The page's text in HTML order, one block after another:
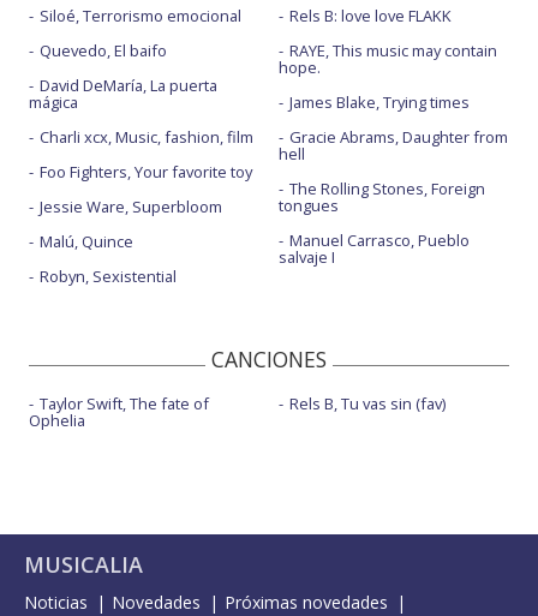
Siloé, Terrorismo emocional
Quevedo, El baifo
David DeMaría, La puerta
mágica
Charli xcx, Music, fashion, film
Foo Fighters, Your favorite toy
Jessie Ware, Superbloom
Malú, Quince
Robyn, Sexistential
Rels B: love love FLAKK
RAYE, This music may contain
hope.
James Blake, Trying times
Gracie Abrams, Daughter from
hell
The Rolling Stones, Foreign
tongues
Manuel Carrasco, Pueblo
salvaje I
CANCIONES
Taylor Swift, The fate of
Ophelia
Rels B, Tu vas sin (fav)
MUSICALIA
Noticias Novedades
Próximas novedades